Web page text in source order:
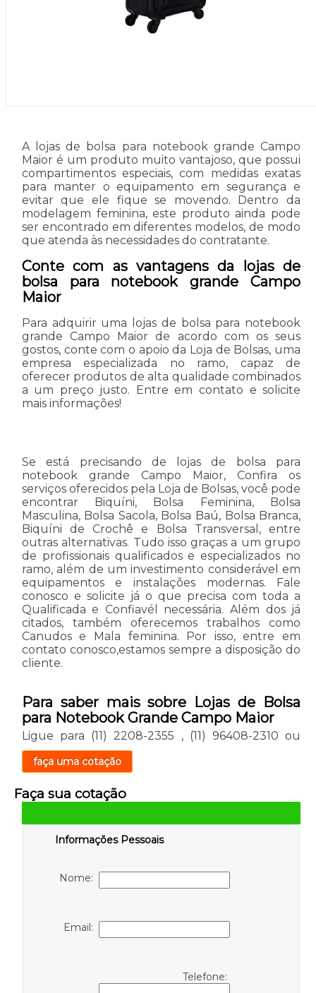
A lojas de bolsa para notebook grande Campo
Maior é um produto muito vantajoso, que possui
compartimentos especiais, com medidas exatas
para manter o equipamento em segurança e
evitar que ele fique se movendo. Dentro da
modelagem feminina, este produto ainda pode
ser encontrado em diferentes modelos, de modo
que atenda às necessidades do contratante.
Conte com as vantagens da lojas de
bolsa para notebook grande Campo
Maior
Para adquirir uma lojas de bolsa para notebook
grande Campo Maior de acordo com os seus
gostos, conte com o apoio da Loja de Bolsas, uma
empresa especializada no ramo, capaz de
oferecer produtos de alta qualidade combinados
a um preço justo. Entre em contato e solicite
mais informações!
Se está precisando de lojas de bolsa para
notebook grande Campo Maior, Confira os
serviços oferecidos pela Loja de Bolsas, você pode
encontrar Biquíni, Bolsa Feminina, Bolsa
Masculina, Bolsa Sacola, Bolsa Baú, Bolsa Branca,
Biquíni de Crochê e Bolsa Transversal, entre
outras alternativas. Tudo isso graças a um grupo
de profissionais qualificados e especializados no
ramo, além de um investimento considerável em
equipamentos e instalações modernas. Fale
conosco e solicite já o que precisa com toda a
Qualificada e Confiavél necessária. Além dos já
citados, também oferecemos trabalhos como
Canudos e Mala feminina. Por isso, entre em
contato conosco,estamos sempre a disposição do
cliente.
Para saber mais sobre Lojas de Bolsa
para Notebook Grande Campo Maior
Ligue para (11) 2208-2355 , (11) 96408-2310 ou
faça uma cotação
Faça sua cotação
Informações Pessoais
Nome:
Email:
Telefone: